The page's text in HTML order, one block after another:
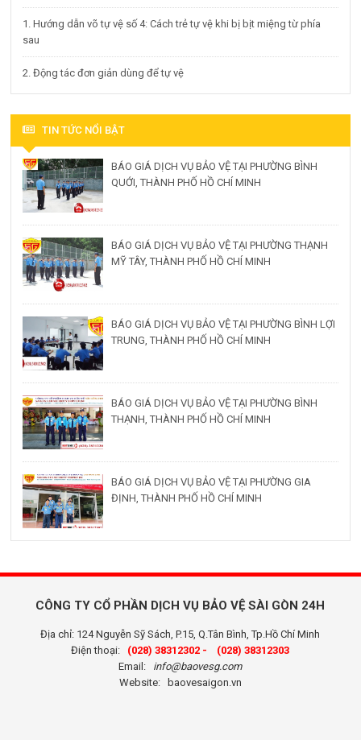
1. Hướng dẫn võ tự vệ số 4: Cách trẻ tự vệ khi bị bịt miệng từ phía
sau
2. Động tác đơn giản dùng để tự vệ
TIN TỨC NỔI BẬT
BÁO GIÁ DỊCH VỤ BẢO VỆ TẠI PHƯỜNG BÌNH
QUỚI, THÀNH PHỐ HỒ CHÍ MINH
BÁO GIÁ DỊCH VỤ BẢO VỆ TẠI PHƯỜNG THẠNH
MỸ TÂY, THÀNH PHỐ HỒ CHÍ MINH
BÁO GIÁ DỊCH VỤ BẢO VỆ TẠI PHƯỜNG BÌNH LỢI
TRUNG, THÀNH PHỐ HỒ CHÍ MINH
BÁO GIÁ DỊCH VỤ BẢO VỆ TẠI PHƯỜNG BÌNH
THẠNH, THÀNH PHỐ HỒ CHÍ MINH
BÁO GIÁ DỊCH VỤ BẢO VỆ TẠI PHƯỜNG GIA
ĐỊNH, THÀNH PHỐ HỒ CHÍ MINH
CÔNG TY CỔ PHẦN DỊCH VỤ BẢO VỆ SÀI GÒN 24H
Địa chỉ: 124 Nguyễn Sỹ Sách, P.15, Q.Tân Bình, Tp.Hồ Chí Minh
Điện thoại: (028) 38312302 -
(028) 38312303
Email: info@baovesg.com
Website:
baovesaigon.vn